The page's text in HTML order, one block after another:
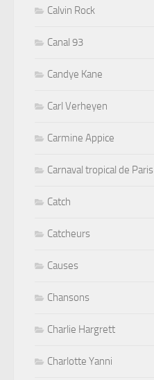
Calvin Rock
Canal 93
Candye Kane
Carl Verheyen
Carmine Appice
Carnaval tropical de Paris
Catch
Catcheurs
Causes
Chansons
Charlie Hargrett
Charlotte Yanni